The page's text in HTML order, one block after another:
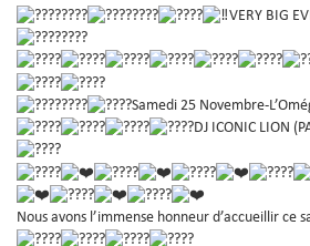
VERY BIG
Samedi 25 Novembre-
DJ ICONIC LION
Nous avons l’immense honneur d’accueillir ce